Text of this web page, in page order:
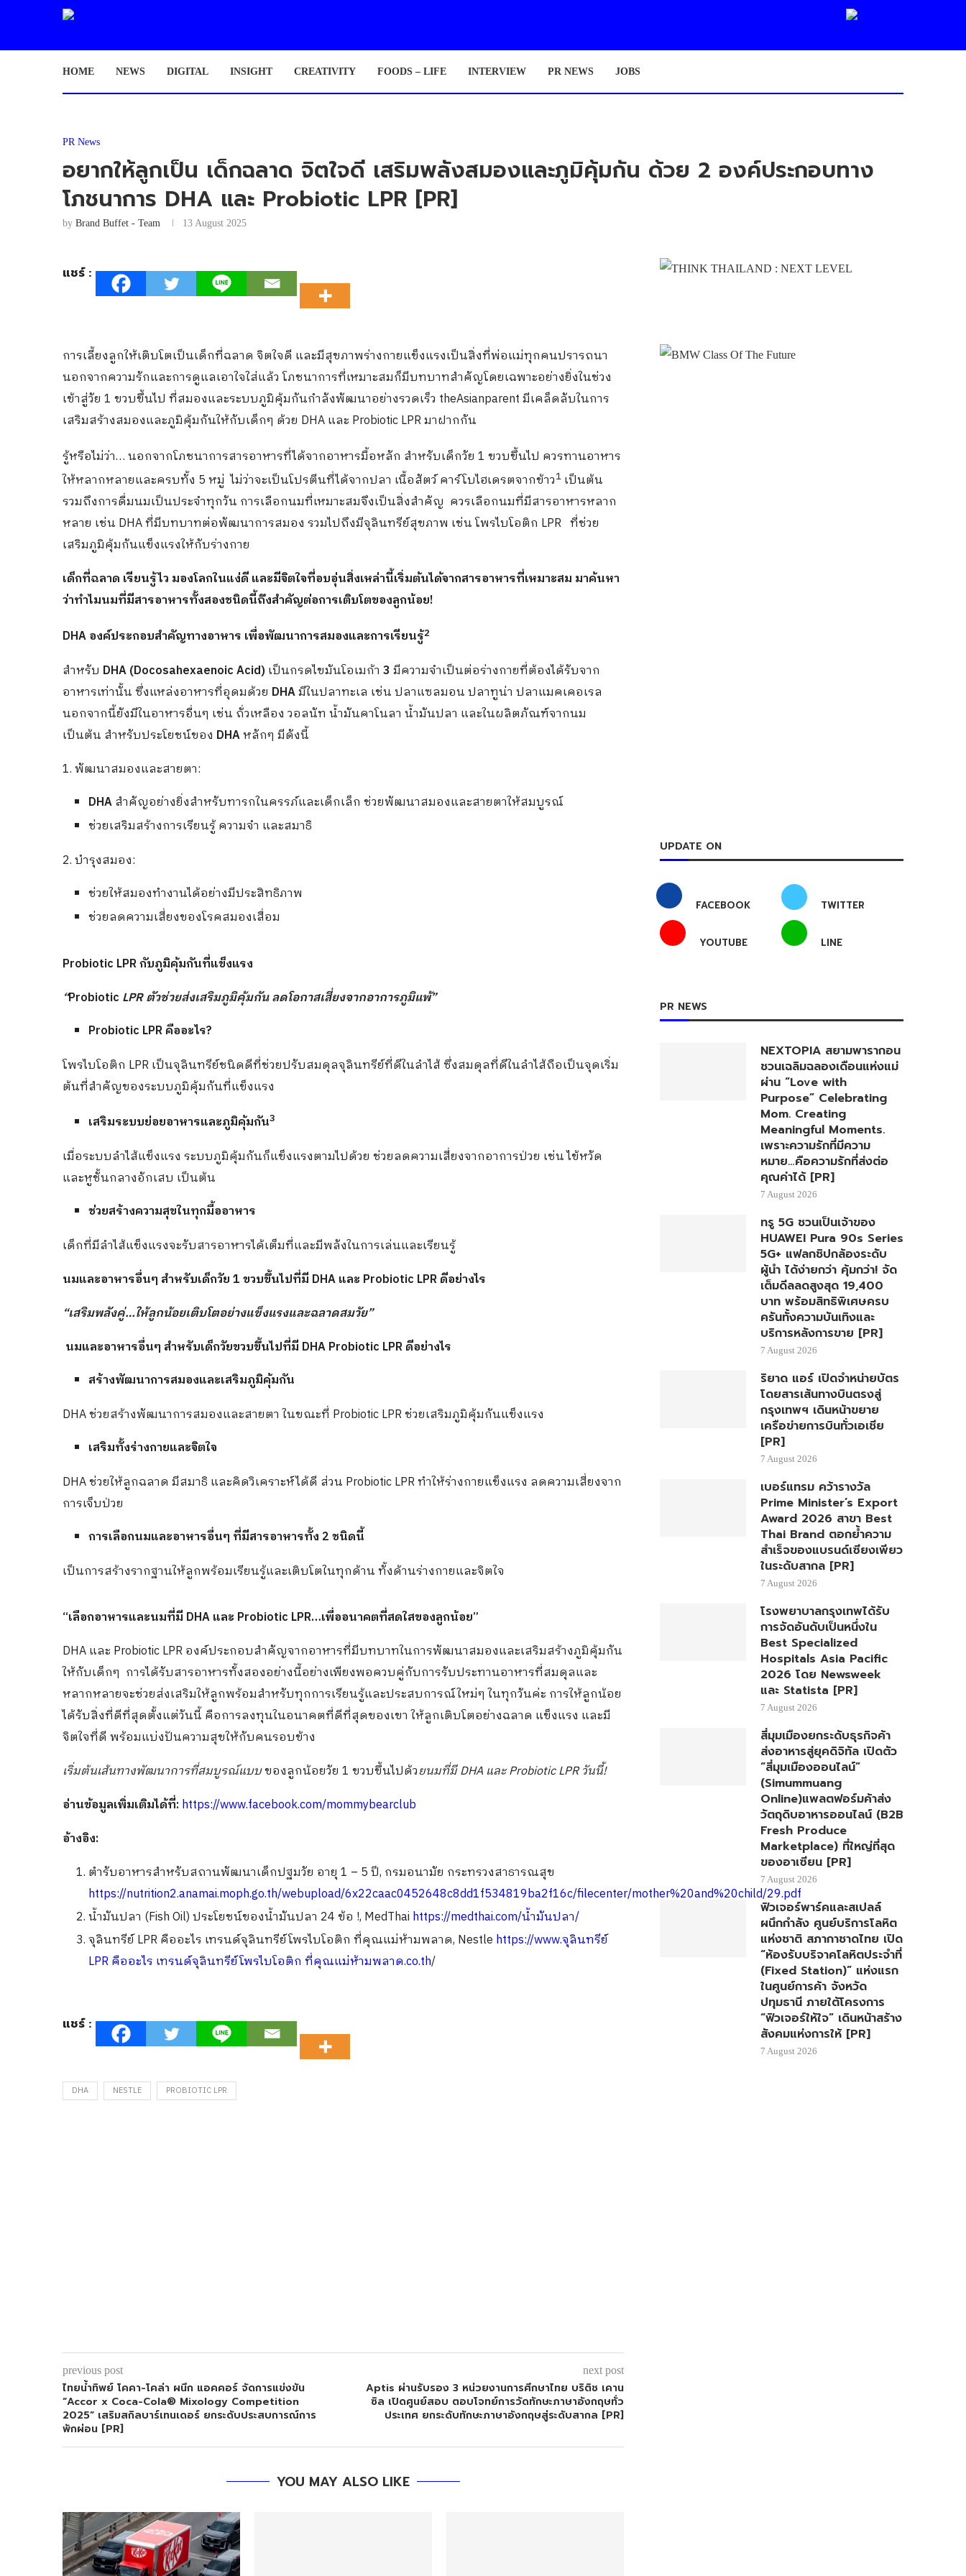
HOME NEWS DIGITAL INSIGHT CREATIVITY FOODS – LIFE INTERVIEW PR NEWS JOBS
PR News
อยากให้ลูกเป็น เด็กฉลาด จิตใจดี เสริมพลังสมองและภูมิคุ้มกัน ด้วย 2 องค์ประกอบทาง
โภชนาการ DHA และ Probiotic LPR [PR]
by Brand Buffet - Team 13 August 2025
แชร์ :
การเลี้ยงลูกให้เติบโตเป็นเด็กที่ฉลาด จิตใจดี และมีสุขภาพร่างกายแข็งแรงเป็นสิ่งที่พ่อแม่ทุกคนปรารถนา
นอกจากความรักและการดูแลเอาใจใส่แล้ว โภชนาการที่เหมาะสมก็มีบทบาทสำคัญโดยเฉพาะอย่างยิ่งในช่วง
เข้าสู่วัย 1 ขวบขึ้นไป ที่สมองและระบบภูมิคุ้มกันกำลังพัฒนาอย่างรวดเร็ว theAsianparent มีเคล็ดลับในการ
เสริมสร้างสมองและภูมิคุ้มกันให้กับเด็กๆ ด้วย DHA และ Probiotic LPR มาฝากกัน
รู้หรือไม่ว่า… นอกจากโภชนาการสารอาหารที่ได้จากอาหารมื้อหลัก สำหรับเด็กวัย 1 ขวบขึ้นไป ควรทานอาหาร
ให้หลากหลายและครบทั้ง 5 หมู่ ไม่ว่าจะเป็นโปรตีนที่ได้จากปลา เนื้อสัตว์ คาร์โบไฮเดรตจากข้าว1 เป็นต้น
รวมถึงการดื่มนมเป็นประจำทุกวัน การเลือกนมที่เหมาะสมจึงเป็นสิ่งสำคัญ ควรเลือกนมที่มีสารอาหารหลาก
หลาย เช่น DHA ที่มีบทบาทต่อพัฒนาการสมอง รวมไปถึงมีจุลินทรีย์สุขภาพ เช่น โพรไบโอติก LPR ที่ช่วย
เสริมภูมิคุ้มกันแข็งแรงให้กับร่างกาย
เด็กที่ฉลาด เรียนรู้ไว มองโลกในแง่ดี และมีจิตใจที่อบอุ่นสิ่งเหล่านี้เริ่มต้นได้จากสารอาหารที่เหมาะสม มาค้นหา
ว่าทำไมนมที่มีสารอาหารทั้งสองชนิดนี้ถึงสำคัญต่อการเติบโตของลูกน้อย!
DHA องค์ประกอบสำคัญทางอาหาร เพื่อพัฒนาการสมองและการเรียนรู้2
สำหรับ DHA (Docosahexaenoic Acid)เป็นกรดไขมันโอเมก้า 3 มีความจำเป็นต่อร่างกายที่ต้องได้รับจาก
อาหารเท่านั้น ซึ่งแหล่งอาหารที่อุดมด้วย DHAมีในปลาทะเล เช่น ปลาแซลมอน ปลาทูน่า ปลาแมคเคอเรล
นอกจากนี้ยังมีในอาหารอื่นๆ เช่น ถั่วเหลือง วอลนัท น้ำมันคาโนลา น้ำมันปลา และในผลิตภัณฑ์จากนม
เป็นต้น สำหรับประโยชน์ของ DHAหลักๆ มีดังนี้
1. พัฒนาสมองและสายตา:
DHAสำคัญอย่างยิ่งสำหรับทารกในครรภ์และเด็กเล็ก ช่วยพัฒนาสมองและสายตาให้สมบูรณ์
ช่วยเสริมสร้างการเรียนรู้ ความจำ และสมาธิ
2. บำรุงสมอง:
ช่วยให้สมองทำงานได้อย่างมีประสิทธิภาพ
ช่วยลดความเสี่ยงของโรคสมองเสื่อม
Probiotic LPRกับภูมิคุ้มกันที่แข็งแรง
“Probiotic LPRตัวช่วยส่งเสริมภูมิคุ้มกัน ลดโอกาสเสี่ยงจากอาการภูมิแพ้”
Probiotic LPRคืออะไร?
โพรไบโอติก LPR เป็นจุลินทรีย์ชนิดดีที่ช่วยปรับสมดุลจุลินทรีย์ที่ดีในลำไส้ ซึ่งสมดุลที่ดีในลำไส้ถือเป็นจุดเริ่ม
ต้นที่สำคัญของระบบภูมิคุ้มกันที่แข็งแรง
เสริมระบบย่อยอาหารและภูมิคุ้มกัน3
เมื่อระบบลำไส้แข็งแรง ระบบภูมิคุ้มกันก็แข็งแรงตามไปด้วย ช่วยลดความเสี่ยงจากอาการป่วย เช่น ไข้หวัด
และหูชั้นกลางอักเสบ เป็นต้น
ช่วยสร้างความสุขในทุกมื้ออาหาร
เด็กที่มีลำไส้แข็งแรงจะรับสารอาหารได้เต็มที่และมีพลังในการเล่นและเรียนรู้
นมและอาหารอื่นๆสำหรับเด็กวัย 1 ขวบขึ้นไปที่มี DHA และ Probiotic LPR ดีอย่างไร
“เสริมพลังคู่…ให้ลูกน้อยเติบโตอย่างแข็งแรงและฉลาดสมวัย”
นมและอาหารอื่นๆ สำหรับเด็กวัยขวบขึ้นไปที่มี DHA Probiotic LPR ดีอย่างไร
สร้างพัฒนาการสมองและเสริมภูมิคุ้มกัน
DHA ช่วยสร้างพัฒนาการสมองและสายตา ในขณะที่ Probiotic LPR ช่วยเสริมภูมิคุ้มกันแข็งแรง
เสริมทั้งร่างกายและจิตใจ
DHA ช่วยให้ลูกฉลาด มีสมาธิ และคิดวิเคราะห์ได้ดี ส่วน Probiotic LPR ทำให้ร่างกายแข็งแรง ลดความเสี่ยงจาก
การเจ็บป่วย
การเลือกนมและอาหารอื่นๆ ที่มีสารอาหารทั้ง 2 ชนิดนี้
เป็นการสร้างรากฐานให้ลูกพร้อมเรียนรู้และเติบโตในทุกด้าน ทั้งด้านร่างกายและจิตใจ
“เลือกอาหารและนมที่มี DHA และ Probiotic LPR…เพื่ออนาคตที่สดใสของลูกน้อย”
DHA และ Probiotic LPR องค์ประกอบสำคัญจากอาหารที่มีบทบาทในการพัฒนาสมองและเสริมสร้างภูมิคุ้มกัน
ให้กับเด็กๆ การได้รับสารอาหารทั้งสองอย่างนี้อย่างเพียงพอควบคู่กับการรับประทานอาหารที่สมดุลและ
หลากหลายจะช่วยส่งเสริมให้ลูกพร้อมสำหรับทุกการเรียนรู้และประสบการณ์ใหม่ๆ ในทุกวันค่ะ การให้ลูกน้อย
ได้รับสิ่งที่ดีที่สุดตั้งแต่วันนี้ คือการลงทุนในอนาคตที่ดีที่สุดของเขา ให้ลูกเติบโตอย่างฉลาด แข็งแรง และมี
จิตใจที่ดี พร้อมแบ่งปันความสุขให้กับคนรอบข้าง
เริ่มต้นเส้นทางพัฒนาการที่สมบูรณ์แบบของลูกน้อยวัย 1 ขวบขึ้นไปด้วยนมที่มี DHA และ Probiotic LPR วันนี้!
อ่านข้อมูลเพิ่มเติมได้ที่:https://www.facebook.com/mommybearclub
อ้างอิง:
ตำรับอาหารสำหรับสถานพัฒนาเด็กปฐมวัย อายุ 1 – 5 ปี, กรมอนามัย กระทรวงสาธารณสุข
https://nutrition2.anamai.moph.go.th/webupload/6x22caac0452648c8dd1f534819ba2f16c/filecenter/mother%20and%20child/29.pdf
น้ำมันปลา (Fish Oil) ประโยชน์ของน้ำมันปลา 24 ข้อ !, MedThai https://medthai.com/น้ำมันปลา/
จุลินทรีย์ LPR คืออะไร เทรนด์จุลินทรีย์โพรไบโอติก ที่คุณแม่ห้ามพลาด, Nestle https://www.จุลินทรีย์
LPR คืออะไร เทรนด์จุลินทรีย์โพรไบโอติก ที่คุณแม่ห้ามพลาด.co.th/
แชร์ :
DHA NESTLE PROBIOTIC LPR
previous post
ไทยน้ำทิพย์ โคคา-โคล่า ผนึก แอคคอร์ จัดการแข่งขัน
“Accor x Coca-Cola® Mixology Competition
2025” เสริมสกิลบาร์เทนเดอร์ ยกระดับประสบการณ์การ
พักผ่อน [PR]
next post
Aptis ผ่านรับรอง 3 หน่วยงานการศึกษาไทย บริติช เคาน
ซิล เปิดศูนย์สอบ ตอบโจทย์การวัดทักษะภาษาอังกฤษทั่ว
ประเทศ ยกระดับทักษะภาษาอังกฤษสู่ระดับสากล [PR]
YOU MAY ALSO LIKE
UPDATE ON
FACEBOOK TWITTER
YOUTUBE LINE
PR NEWS
NEXTOPIA สยามพารากอน
ชวนเฉลิมฉลองเดือนแห่งแม่
ผ่าน “Love with
Purpose” Celebrating
Mom. Creating
Meaningful Moments.
เพราะความรักที่มีความ
หมาย…คือความรักที่ส่งต่อ
คุณค่าได้ [PR]
7 August 2026
ทรู 5G ชวนเป็นเจ้าของ
HUAWEI Pura 90s Series
5G+ แฟลกชิปกล้องระดับ
ผู้นำ ได้ง่ายกว่า คุ้มกว่า! จัด
เต็มดีลลดสูงสุด 19,400
บาท พร้อมสิทธิพิเศษครบ
ครันทั้งความบันเทิงและ
บริการหลังการขาย [PR]
7 August 2026
ริยาด แอร์ เปิดจำหน่ายบัตร
โดยสารเส้นทางบินตรงสู่
กรุงเทพฯ เดินหน้าขยาย
เครือข่ายการบินทั่วเอเชีย
[PR]
7 August 2026
เบอร์แทรม คว้ารางวัล
Prime Minister’s Export
Award 2026 สาขา Best
Thai Brand ตอกย้ำความ
สำเร็จของแบรนด์เซียงเพียว
ในระดับสากล [PR]
7 August 2026
โรงพยาบาลกรุงเทพได้รับ
การจัดอันดับเป็นหนึ่งใน
Best Specialized
Hospitals Asia Pacific
2026 โดย Newsweek
และ Statista [PR]
7 August 2026
สี่มุมเมืองยกระดับธุรกิจค้า
ส่งอาหารสู่ยุคดิจิทัล เปิดตัว
“สี่มุมเมืองออนไลน์”
(Simummuang
Online)แพลตฟอร์มค้าส่ง
วัตถุดิบอาหารออนไลน์ (B2B
Fresh Produce
Marketplace) ที่ใหญ่ที่สุด
ของอาเซียน [PR]
7 August 2026
ฟิวเจอร์พาร์คและสเปลล์
ผนึกกำลัง ศูนย์บริการโลหิต
แห่งชาติ สภากาชาดไทย เปิด
“ห้องรับบริจาคโลหิตประจำที่
(Fixed Station)” แห่งแรก
ในศูนย์การค้า จังหวัด
ปทุมธานี ภายใต้โครงการ
“ฟิวเจอร์ให้ใจ” เดินหน้าสร้าง
สังคมแห่งการให้ [PR]
7 August 2026